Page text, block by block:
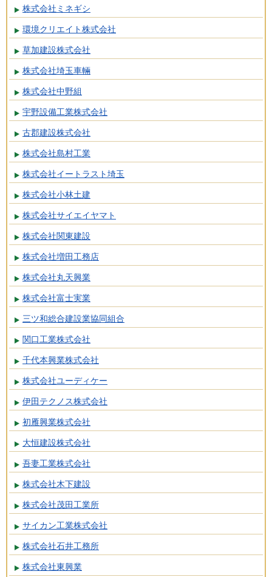
株式会社ミネギシ
環境クリエイト株式会社
草加建設株式会社
株式会社埼玉車輛
株式会社中野組
宇野設備工業株式会社
古郡建設株式会社
株式会社島村工業
株式会社イートラスト埼玉
株式会社小林土建
株式会社サイエイヤマト
株式会社関東建設
株式会社増田工務店
株式会社丸天興業
株式会社富士実業
三ツ和総合建設業協同組合
関口工業株式会社
千代本興業株式会社
株式会社ユーディケー
伊田テクノス株式会社
初雁興業株式会社
大恒建設株式会社
吾妻工業株式会社
株式会社木下建設
株式会社茂田工業所
サイカン工業株式会社
株式会社石井工務所
株式会社東興業